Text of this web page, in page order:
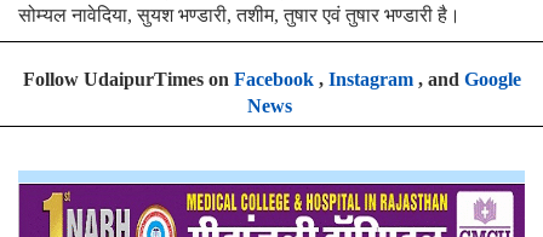
सोम्यल नावेदिया, सुयश भण्डारी, तशीम, तुषार एवं तुषार भण्डारी है।
Follow UdaipurTimes on Facebook, Instagram, and Google
News